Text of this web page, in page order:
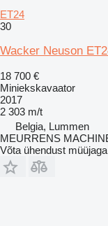
ET24
30
Wacker Neuson
18 700 €
Miniekskavaator
2017
2 303 m/t
Belgia, Lummen
MEURRENS
Võta ühendust müüjaga